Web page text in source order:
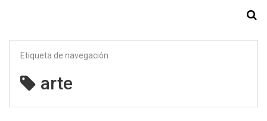
Etiqueta de navegación
arte